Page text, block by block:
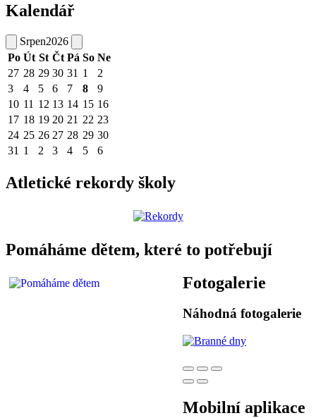
Kalendář
Srpen2026
Po Út St Čt Pá So Ne
27 28 29 30 31 1
2
3
4 5 6 7 8
9
10 11 12 13 14 15 16
17 18 19 20 21 22 23
24 25 26 27 28 29 30
31 1 2 3 4 5 6
Atletické rekordy školy
Pomáháme dětem, které to potřebují
Fotogalerie
Náhodná fotogalerie
Mobilní aplikace